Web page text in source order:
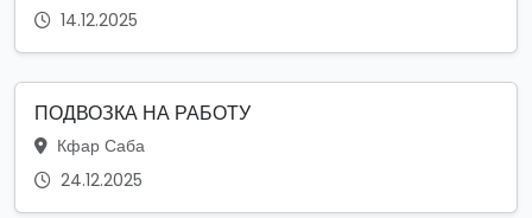
14.12.2025
ПОДВОЗКА НА РАБОТУ
Кфар Саба
24.12.2025